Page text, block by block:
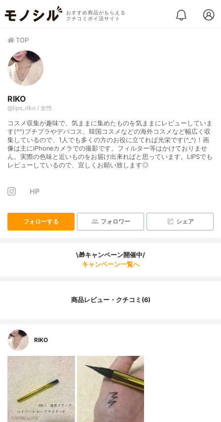
おすすめ商品がもらえる
クチコミポイ活サイト
TOP
RIKO
@lips_riko / 女性
コスメ収集が趣味で、気ままに集めたものを気ままにレビューしていま
す(^^)プチプラやデパコス、韓国コスメなどの海外コスメなど幅広く収
集しているので、1人でも多くの方のお役に立てれば光栄です(^_^)！画
像は主にiPhoneカメラでの撮影です。フィルター等はかけておりませ
ん。実際の色味と近いものをお届け出来ればと思っています。LIPSでも
レビューしているので、宜しくお願い致します◎
HP
フォローする フォロワー シェア
\🎁キャンペーン開催中/
キャンペーン一覧へ
商品レビュー・クチコミ(6)
RIKO